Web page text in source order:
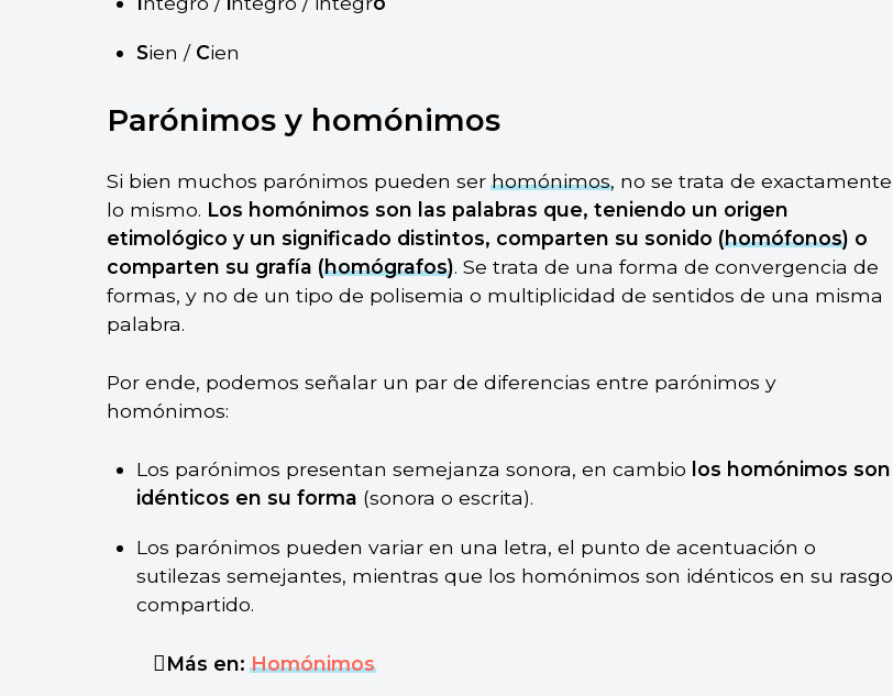
Sien /Cien
Parónimos y homónimos
Si bien muchos parónimos pueden serhomónimos, no se trata de exactamente
lo mismo. Los homónimos son las palabras que, teniendo un origen
etimológico y un significado distintos, comparten su sonido (homófonos) o
comparten su grafía (homógrafos). Se trata de una forma de convergencia de
formas, y no de un tipo de polisemia o multiplicidad de sentidos de una misma
palabra.
Por ende, podemos señalar un par de diferencias entre parónimos y
homónimos:
Los parónimos presentan semejanza sonora, en cambio los homónimos son
idénticos en su forma (sonora o escrita).
Los parónimos pueden variar en una letra, el punto de acentuación o
sutilezas semejantes, mientras que los homónimos son idénticos en su rasgo
compartido.
Más en:Homónimos